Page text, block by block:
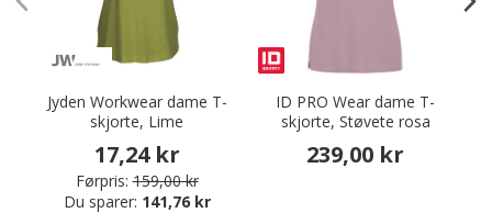
Jyden Workwear dame T-
skjorte, Lime
17,24 kr
Førpris: 159,00 kr
Du sparer: 141,76 kr
ID PRO Wear dame T-
skjorte, Støvete rosa
239,00 kr